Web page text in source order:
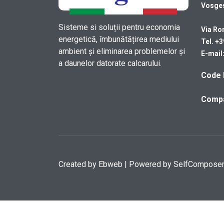
Sisteme si soluții pentru economia
energetică, îmbunătățirea mediului
ambient și eliminarea problemelor și
a daunelor datorate calcarului.
Via
Tel.
E-
Code
Created by Ebweb | Powered by